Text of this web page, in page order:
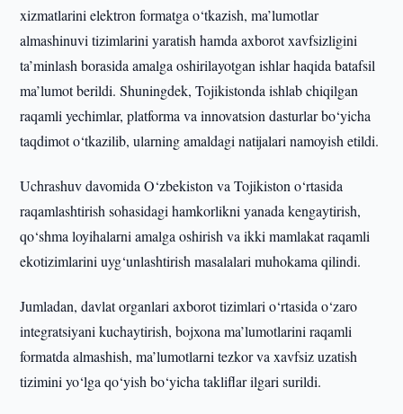
xizmatlarini elektron formatga o‘tkazish, ma’lumotlar
almashinuvi tizimlarini yaratish hamda axborot xavfsizligini
ta’minlash borasida amalga oshirilayotgan ishlar haqida batafsil
ma’lumot berildi. Shuningdek, Tojikistonda ishlab chiqilgan
raqamli yechimlar, platforma va innovatsion dasturlar bo‘yicha
taqdimot o‘tkazilib, ularning amaldagi natijalari namoyish etildi.
Uchrashuv davomida O‘zbekiston va Tojikiston o‘rtasida
raqamlashtirish sohasidagi hamkorlikni yanada kengaytirish,
qo‘shma loyihalarni amalga oshirish va ikki mamlakat raqamli
ekotizimlarini uyg‘unlashtirish masalalari muhokama qilindi.
Jumladan, davlat organlari axborot tizimlari o‘rtasida o‘zaro
integratsiyani kuchaytirish, bojxona ma’lumotlarini raqamli
formatda almashish, ma’lumotlarni tezkor va xavfsiz uzatish
tizimini yo‘lga qo‘yish bo‘yicha takliflar ilgari surildi.